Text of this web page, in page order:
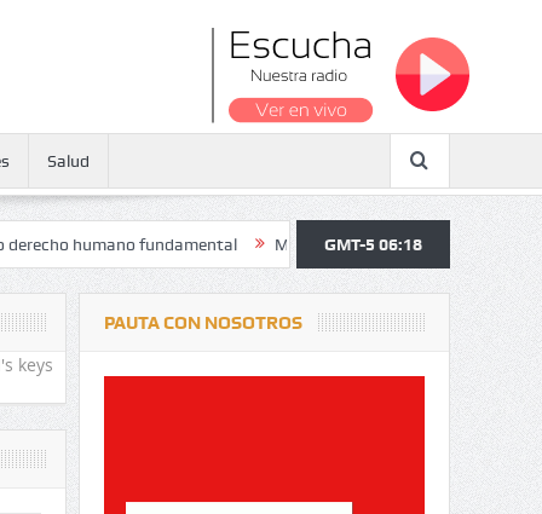
Salud
fundamental Maratón atendió a más de 38.000 jóvenes y
GMT-5 06:18
keys
PAUTA CON NOSOTROS